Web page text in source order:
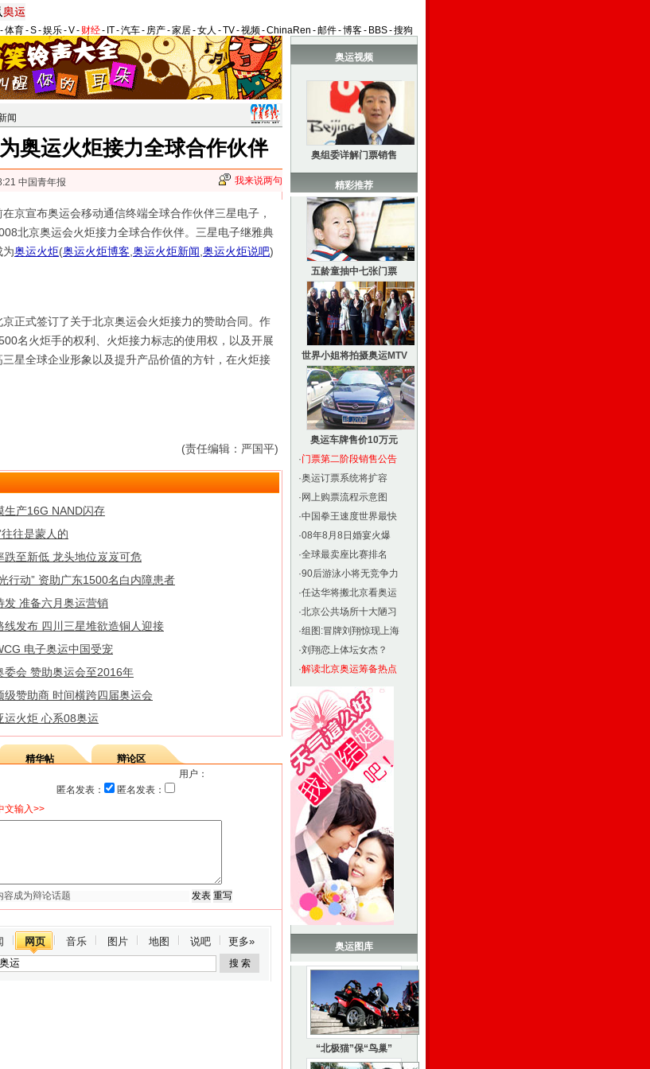
-体育-S-娱乐-V- 财经- IT-汽车- 房产-家居-女人 -TV-视频-ChinaRen -邮件-博客- BBS-搜狗
闻
奥运火炬接力全球合作伙伴
中国青年报 我来说两句
宣布奥运会移动通信终端全球合作伙伴三星电子，
北京奥运会火炬接力全球合作伙伴。三星电子继雅典
为奥运火炬(奥运火炬博客 奥运火炬新闻 奥运火炬说吧)
式签订了关于北京奥运会火炬接力的赞助合同。作
名火炬手的权利、火炬接力标志的使用权，以及开展
星全球企业形象以及提升产品价值的方针，在火炬接
(责任编辑：严国平)
生产16G NAND闪存
往是蒙人的
跌至新低 龙头地位岌岌可危
行动” 资助广东1500名白内障患者
发 准备六月奥运营销
线发布 四川三星堆欲造铜人迎接
电子奥运中国受宠
委会 赞助奥运会至2016年
级赞助商 时间横跨四届奥运会
运火炬 心系08奥运
精华帖
辩论区
用户：
匿名发表：
匿名发表：
文输入>>
网页 音乐 图片 地图 说吧 更多»
奥运视频
奥组委详解门票销售
精彩推荐
五龄童抽中七张门票
世界小姐将拍摄奥运MTV
奥运车牌售价10万元
·门票第二阶段销售公告
·奥运订票系统将扩容
· 网上购票流程示意图
·中国拳王速度世界最快
·08年8月8日婚宴火爆
·全球最卖座比赛排名
·90后游泳小将无竞争力
·任达华将搬北京看奥运
·北京公共场所十大陋习
·组图:冒牌刘翔惊现上海
·刘翔恋上体坛女杰？
·解读北京奥运筹备热点
奥运图库
“北极猫”保“鸟巢”